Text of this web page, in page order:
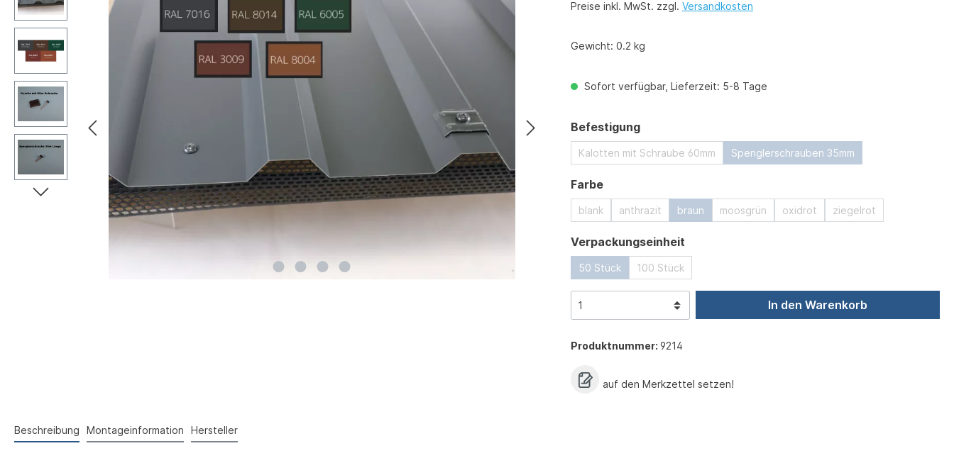
Preise inkl. MwSt. zzgl. Versandkosten
Gewicht: 0.2 kg
Sofort verfügbar, Lieferzeit: 5-8 Tage
Befestigungauswählen
Kalotten mit Schraube 60mm Spenglerschrauben 35mm
Farbeauswählen
blank anthrazit braun moosgrün oxidrot ziegelrot
Verpackungseinheit
50 Stück 100 Stück
In den Warenkorb
Produktnummer: 9214
auf den Merkzettel setzen!
Beschreibung Montageinformation Hersteller